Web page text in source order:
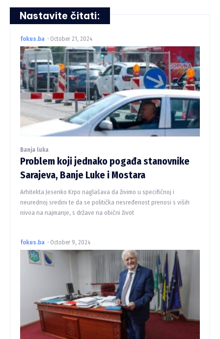
Nastavite čitati:
fokus.ba - October 21, 2024
Banja luka
Problem koji jednako pogađa stanovnike
Sarajeva, Banje Luke i Mostara
Arhitekta Jesenko Krpo naglašava da živimo u specifičnoj i
neurednoj sredini te da se politička nesređenost prenosi s viših
nivoa na najmanje, s države na obični život
fokus.ba - October 9, 2024